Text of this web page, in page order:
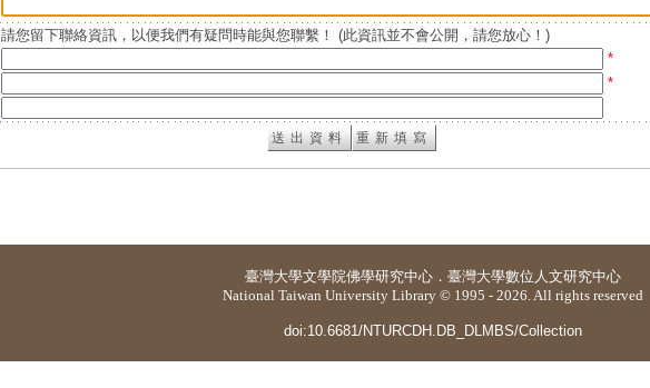
請您留下聯絡資訊，以便我們有疑問時能與您聯繫！ (此資訊並不會公開，請您放心！)
*
*
臺灣大學文學院佛學研究中心 ． 臺灣大學數位人文研究中心
National Taiwan University Library © 1995 - 2026. All rights reserved
doi:10.6681/NTURCDH.DB_DLMBS/Collection